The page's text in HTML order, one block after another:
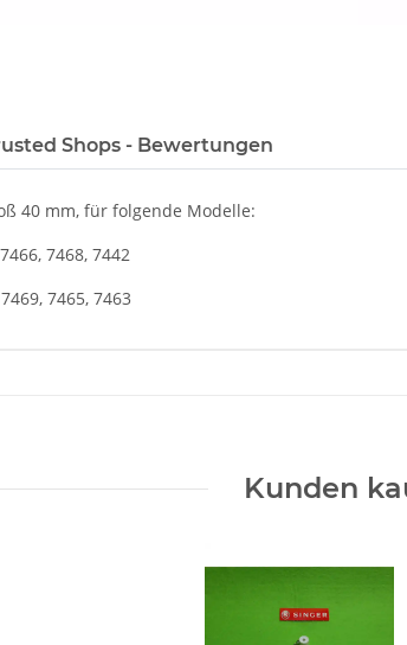
Shops - Bewertungen
40 mm, für folgende Modelle:
7468, 7442
7465, 7463
Kunden